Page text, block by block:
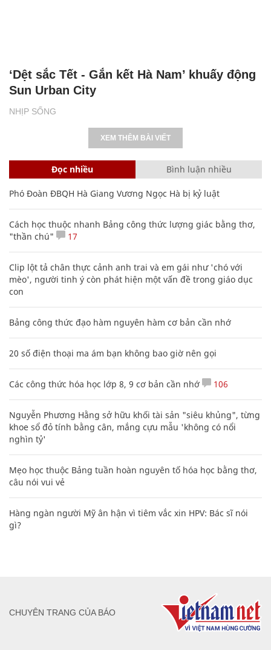
NHỊP SỐNG
‘Dệt sắc Tết - Gắn kết Hà Nam’ khuấy động
Sun Urban City
XEM THÊM BÀI VIẾT
Đọc nhiều Bình luận nhiều
Phó Đoàn ĐBQH Hà Giang Vương Ngọc Hà bị kỷ luật
Cách học thuộc nhanh Bảng công thức lượng giác bằng thơ,
"thần chú"
17
Clip lột tả chân thực cảnh anh trai và em gái như 'chó với
mèo', người tinh ý còn phát hiện một vấn đề trong giáo dục
con
Bảng công thức đạo hàm nguyên hàm cơ bản cần nhớ
20 số điện thoại ma ám bạn không bao giờ nên gọi
Các công thức hóa học lớp 8, 9 cơ bản cần nhớ 106
Nguyễn Phương Hằng sở hữu khối tài sản "siêu khủng", từng
khoe sổ đỏ tính bằng cân, mắng cựu mẫu 'không có nổi
nghìn tỷ'
Mẹo học thuộc Bảng tuần hoàn nguyên tố hóa học bằng thơ,
câu nói vui vẻ
Hàng ngàn người Mỹ ân hận vì tiêm vắc xin HPV: Bác sĩ nói
gì?
CHUYÊN TRANG CỦA BÁO